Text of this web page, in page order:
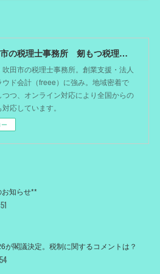
大阪吹田市の税理士事務所 剱もつ税理士（北摂オフィス）―かつてdoctorを目指した税理士が企業のホームドクターとしてあなたの事業をサポート。税理士が直接担当する『かかりつけ税理士』
吹田市の税理士事務所。創業支援・法人
ウド会計（freee）に強み。地域密着で
つつ、オンライン対応により全国からの
応しています。
知らせ**
が閣議決定。税制に関するコメントは？